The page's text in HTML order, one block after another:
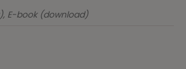
E-book (download)